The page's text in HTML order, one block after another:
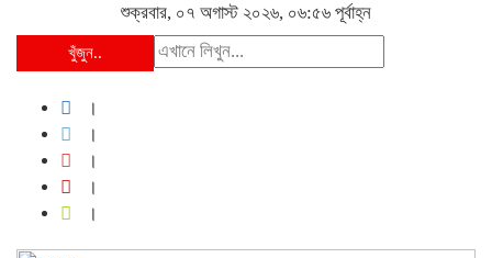
শুক্রবার, ০৭ অগাস্ট ২০২৬, ০৬:৫৬ পূর্বাহ্ন
খুঁজুন..